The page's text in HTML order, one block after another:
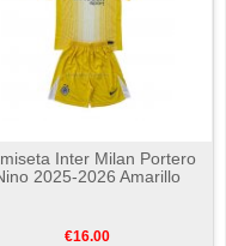
Inter Milan Portero
2025-2026 Amarillo
€16.00